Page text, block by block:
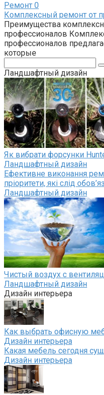
Ремонт 0
Комплексный ремонт от
Преимущества
профессионалов
профессионалов
которые
Ландшафтный дизайн
Як вибрати форсунки
Ландшафтный дизайн
Ефективне виконання
пріоритети, які слід
Ландшафтный дизайн
Чистый воздух с
Ландшафтный дизайн
Дизайн интерьера
Как выбрать офисную
Дизайн интерьера
Какая мебель сегодня
Дизайн интерьера